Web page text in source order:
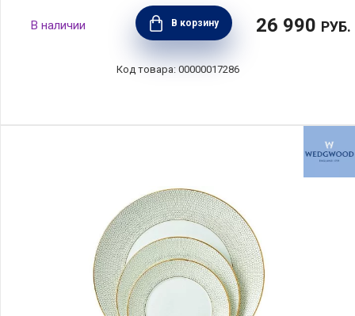
В корзину 26 990 РУБ.
00000017286